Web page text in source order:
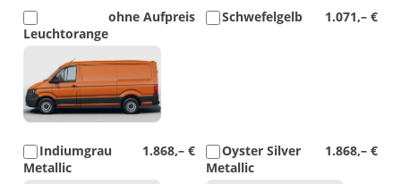
ohne Aufpreis
Leuchtorange
1.071,– €
Schwefelgelb
1.868,– €
Indiumgrau
Metallic
1.868,– €
Oyster Silver
Metallic